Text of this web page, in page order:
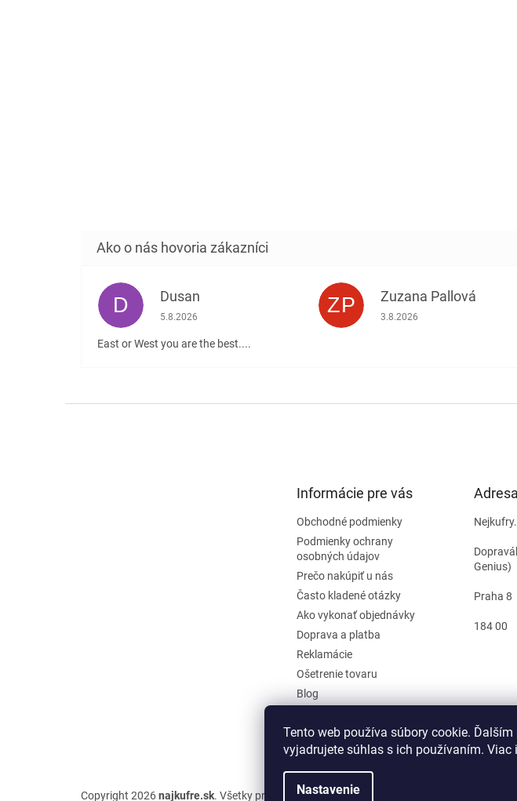
Tento web používa súbory cookie.
vyjadrujete súhlas s ich používaním.
Nastavenie
D Dusan
Hodnotenie obchodu je 5 z 5 hviezdičiek.
5.8.2026
East or West you are the best....
ZP Zuzana Pallová
Hodnotenie obchodu je 5 z
3.8.2026
Informácie pre vás
Obchodné podmienky
Podmienky ochrany
osobných údajov
Prečo nakúpiť u nás
Často kladené otázky
Ako vykonať objednávky
Doprava a platba
Reklamácie
Ošetrenie tovaru
Blog
Odstúpiť od zmluvy
Genius)
Praha 8
184 00
Copyright 2026najkufre.sk. Všetky práva vyhradené.